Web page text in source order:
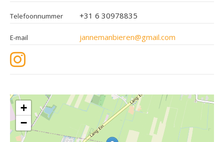
Telefoonnummer +31 6 30978835
E-mail jannemanbieren@gmail.com
+
−